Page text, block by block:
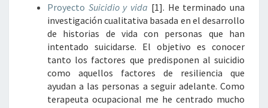
Proyecto Suicidio y vida [1]. He terminado una
investigación cualitativa basada en el desarrollo
de historias de vida con personas que han
intentado suicidarse. El objetivo es conocer
tanto los factores que predisponen al suicidio
como aquellos factores de resiliencia que
ayudan a las personas a seguir adelante. Como
terapeuta ocupacional me he centrado mucho